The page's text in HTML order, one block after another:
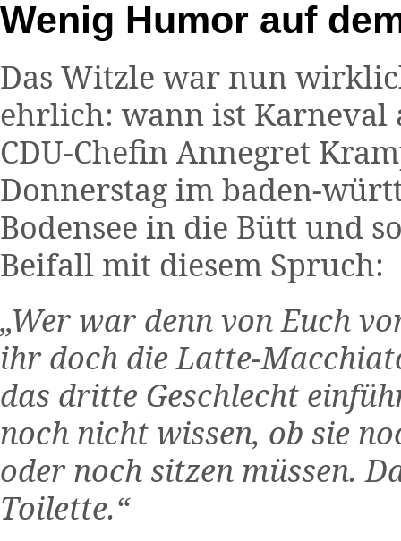
Wenig Humor auf
Das Witzle war nun
ehrlich: wann ist
CDU-Chefin Annegret
Donnerstag im baden-
Bodensee in die Bütt und
Beifall mit diesem Spruch:
„Wer war denn von Euch
ihr doch die Latte-
das dritte Geschlecht
noch nicht wissen, ob sie
oder noch sitzen müssen.
Toilette.“